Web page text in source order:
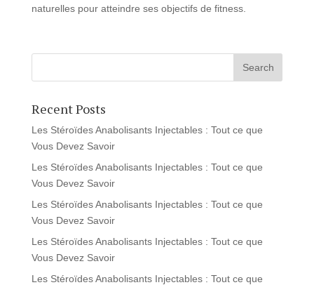
naturelles pour atteindre ses objectifs de fitness.
Recent Posts
Les Stéroïdes Anabolisants Injectables : Tout ce que
Vous Devez Savoir
Les Stéroïdes Anabolisants Injectables : Tout ce que
Vous Devez Savoir
Les Stéroïdes Anabolisants Injectables : Tout ce que
Vous Devez Savoir
Les Stéroïdes Anabolisants Injectables : Tout ce que
Vous Devez Savoir
Les Stéroïdes Anabolisants Injectables : Tout ce que